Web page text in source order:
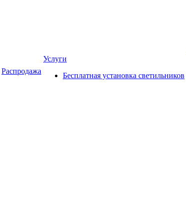
Распродажа
Услуги
Бесплатная установка светильников